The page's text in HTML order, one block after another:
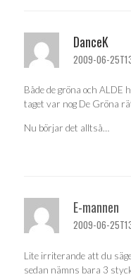
DanceK
2009-06-
Både de gröna och ALDE
taget var nog De Gröna
Nu börjar det alltså…
E-mannen
2009-06-
Lite irriterande att du
sedan nämns bara 3